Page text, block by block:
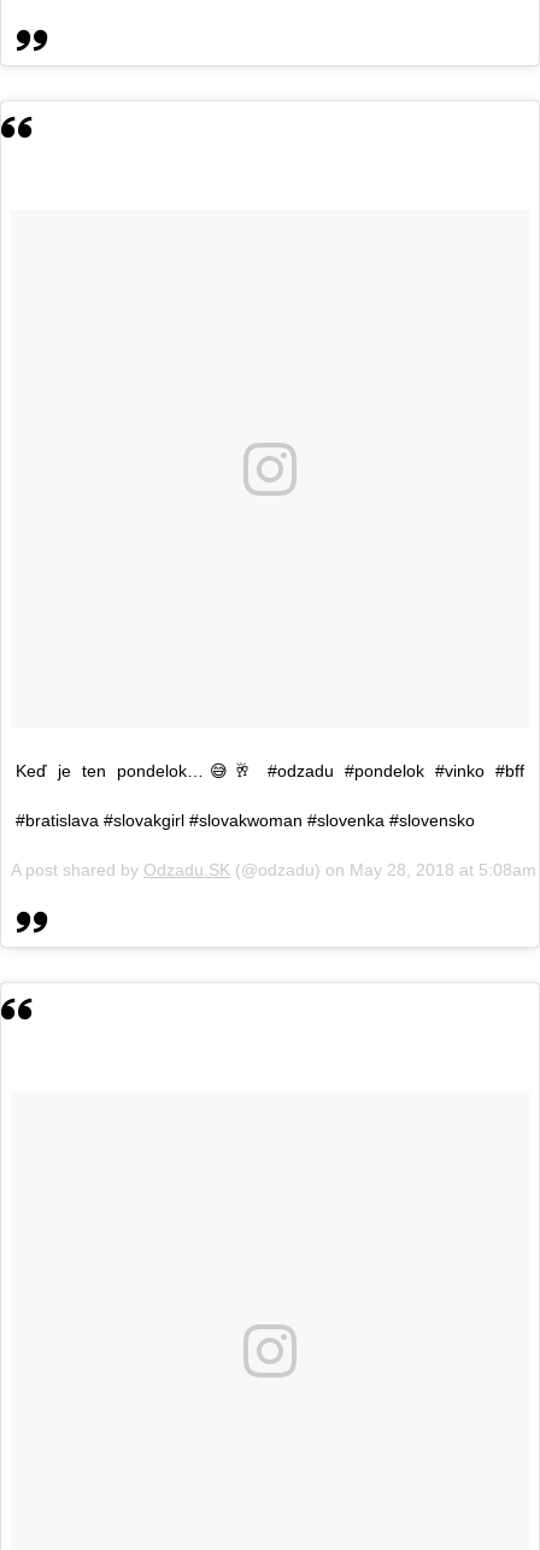
Keď je ten pondelok…😅🥂 #odzadu #pondelok #vinko #bff
#bratislava #slovakgirl #slovakwoman #slovenka #slovensko
A post shared by Odzadu.SK (@odzadu) on May 28, 2018 at 5:08am